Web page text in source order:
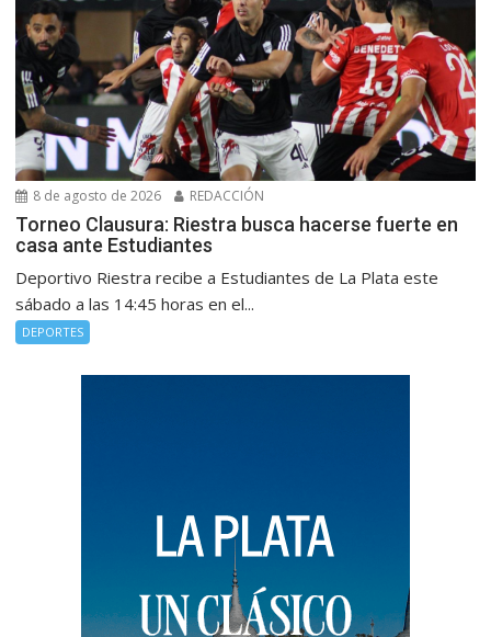
8 de agosto de 2026 REDACCIÓN
Torneo Clausura: Riestra busca hacerse fuerte en
casa ante Estudiantes
Deportivo Riestra recibe a Estudiantes de La Plata este
sábado a las 14:45 horas en el...
DEPORTES